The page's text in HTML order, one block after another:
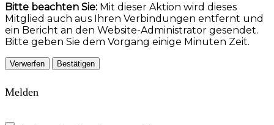
Bitte beachten Sie: Mit dieser Aktion wird dieses
Mitglied auch aus Ihren Verbindungen entfernt und
ein Bericht an den Website-Administrator gesendet.
Bitte geben Sie dem Vorgang einige Minuten Zeit.
Bestätigen
Melden